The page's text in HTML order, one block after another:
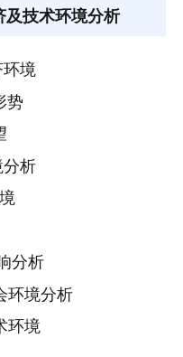
技术环境分析
境
势
析
分析
环境分析
环境